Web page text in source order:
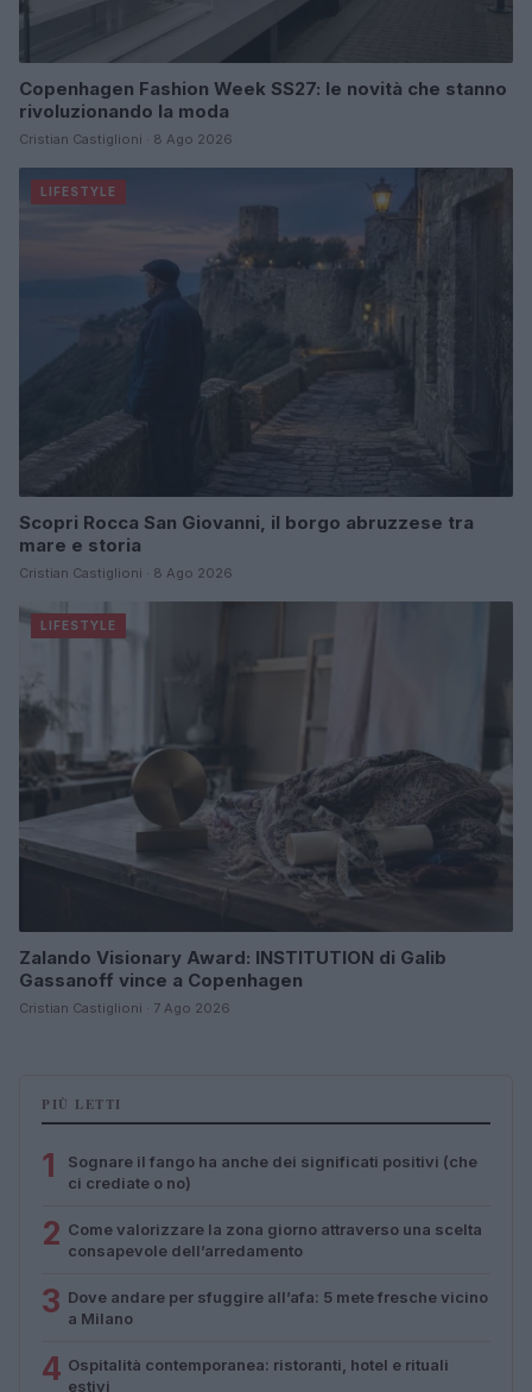
Copenhagen Fashion Week SS27: le novità che stanno
rivoluzionando la moda
Cristian Castiglioni · 8 Ago 2026
LIFESTYLE
Scopri Rocca San Giovanni, il borgo abruzzese tra
mare e storia
Cristian Castiglioni · 8 Ago 2026
LIFESTYLE
Zalando Visionary Award: INSTITUTION di Galib
Gassanoff vince a Copenhagen
Cristian Castiglioni · 7 Ago 2026
PIÙ LETTI
1
Sognare il fango ha anche dei significati positivi (che
ci crediate o no)
2 Come valorizzare la zona giorno attraverso una scelta
consapevole dell’arredamento
3 Dove andare per sfuggire all’afa: 5 mete fresche vicino
a Milano
4 Ospitalità contemporanea: ristoranti, hotel e rituali
estivi